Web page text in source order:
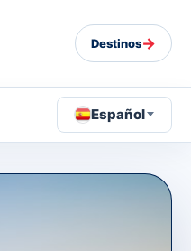
Destinos→
Español